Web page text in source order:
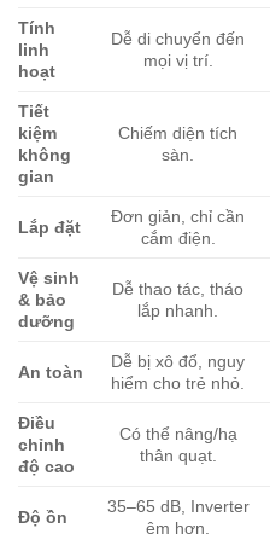
Tính
linh
hoạt
Dễ di chuyển đến
mọi vị trí.
Tiết
kiệm
không
gian
Chiếm diện tích
sàn.
Lắp đặt
Đơn giản, chỉ cần
cắm điện.
Vệ sinh
& bảo
dưỡng
Dễ thao tác, tháo
lắp nhanh.
An toàn
Dễ bị xô đổ, nguy
hiểm cho trẻ nhỏ.
Điều
chỉnh
độ cao
Có thể nâng/hạ
thân quạt.
Độ ồn
35–65 dB, Inverter
êm hơn.